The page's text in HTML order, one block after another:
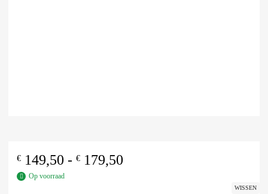
€ 149,50 - € 179,50
Op voorraad
WISSEN